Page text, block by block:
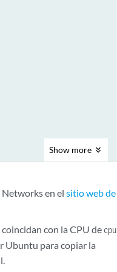
Show more
Networks en elsitio web de
con la CPU de cpu
Ubuntu para copiar la